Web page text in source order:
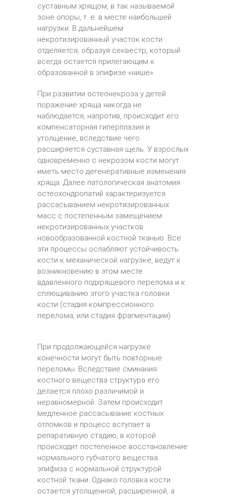
суставным хрящом, в так называемой
зоне опоры, т. е. в месте наибольшей
нагрузки. В дальнейшем
некротизированный участок кости
отделяется, образуя секвестр, который
всегда остается прилегающим к
образованной в эпифизе «нише».
При развитии остеонекроза у детей
поражение хряща никогда не
наблюдается, напротив, происходит его
компенсаторная гиперплазия и
утолщение, вследствие чего
расширяется суставная щель. У взрослых
одновременно с некрозом кости могут
иметь место дегенеративные изменения
хряща. Далее патологическая анатомия
остеохондропатий характеризуется
рассасыванием некротизированных
масс с постепенным замещением
некротизированных участков
новообразованной костной тканью. Все
эти процессы ослабляют устойчивость
кости к механической нагрузке, ведут к
возникновению в этом месте
вдавленного подхрящевого перелома и к
сплющиванию этого участка головки
кости (стадия компрессионного
перелома, или стадия фрагментации).
При продолжающейся нагрузке
конечности могут быть повторные
переломы. Вследствие сминания
костного вещества структура его
делается плохо различимой и
неравномерной. Затем происходит
медленное рассасывание костных
отломков и процесс вступает в
репаративную стадию, в которой
происходит постепенное восстановление
нормального губчатого вещества
эпифиза с нормальной структурой
костной ткани. Однако головка кости
остается утолщенной, расширенной, а